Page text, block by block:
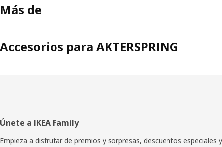
Más de
Accesorios para AKTERSPRING
Pie
de
Únete a IKEA Family
Empieza a disfrutar de premios y sorpresas, descuentos especiales y